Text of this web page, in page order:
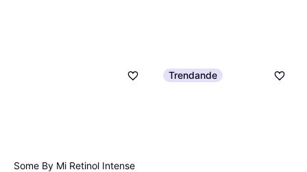
Some By Mi Retinol Intense
Trendande